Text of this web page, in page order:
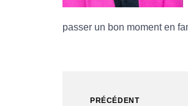
passer un bon moment en
PRÉCÉDENT